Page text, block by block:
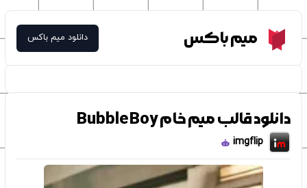
Meme Boxمیم باکس دانلود میم باکس
دانلود قالب میم خام Bubble Boy
imgflip